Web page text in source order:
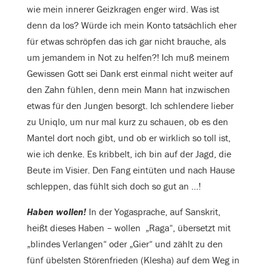
wie mein innerer Geizkragen enger wird. Was ist
denn da los? Würde ich mein Konto tatsächlich eher
für etwas schröpfen das ich gar nicht brauche, als
um jemandem in Not zu helfen?! Ich muß meinem
Gewissen Gott sei Dank erst einmal nicht weiter auf
den Zahn fühlen, denn mein Mann hat inzwischen
etwas für den Jungen besorgt. Ich schlendere lieber
zu Uniqlo, um nur mal kurz zu schauen, ob es den
Mantel dort noch gibt, und ob er wirklich so toll ist,
wie ich denke. Es kribbelt, ich bin auf der Jagd, die
Beute im Visier. Den Fang eintüten und nach Hause
schleppen, das fühlt sich doch so gut an …!
Haben wollen! In der Yogasprache, auf Sanskrit,
heißt dieses Haben – wollen „Raga“, übersetzt mit
„blindes Verlangen“ oder „Gier“ und zählt zu den
fünf übelsten Störenfrieden (Klesha) auf dem Weg in